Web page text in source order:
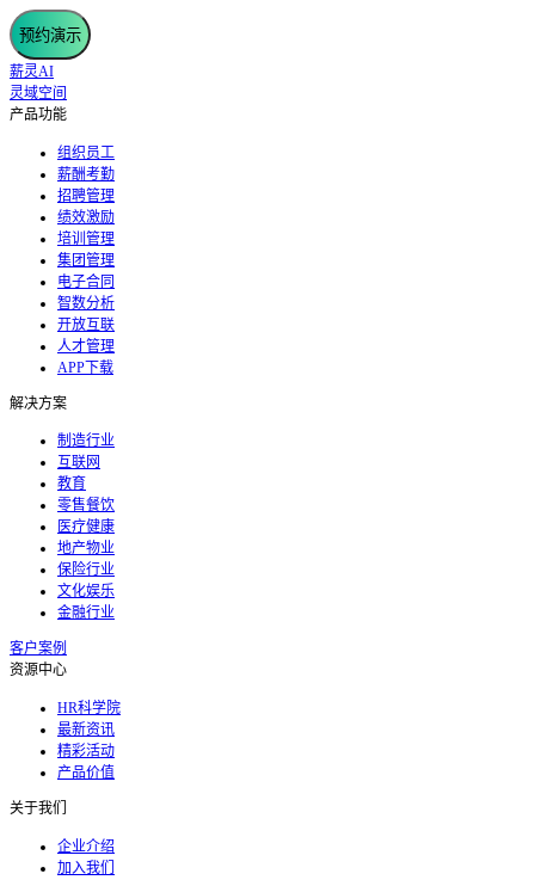
预约演示
薪灵AI
灵域空间
产品功能
组织员工
薪酬考勤
招聘管理
绩效激励
培训管理
集团管理
电子合同
智数分析
开放互联
人才管理
APP下载
解决方案
制造行业
互联网
教育
零售餐饮
医疗健康
地产物业
保险行业
文化娱乐
金融行业
客户案例
资源中心
HR科学院
最新资讯
精彩活动
产品价值
关于我们
企业介绍
加入我们